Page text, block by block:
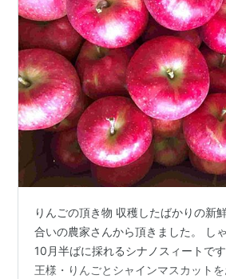
りんごの頂き物 収穫したばかりの新
合いの農家さんから頂きました。 し
10月半ばに採れるシナノスィートで
王様・りんごとシャインマスカット